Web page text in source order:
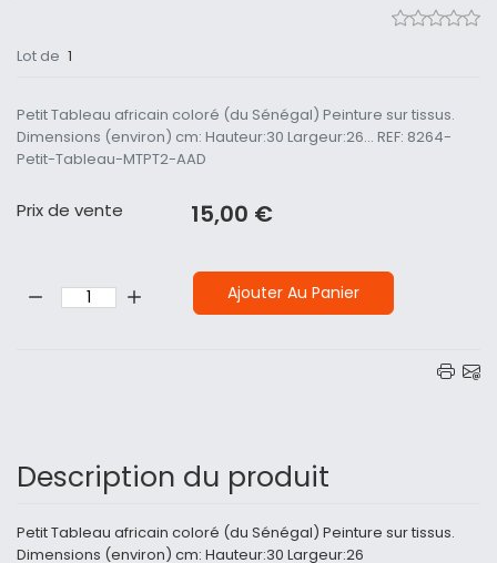
Lot de 1
Petit Tableau africain coloré (du Sénégal) Peinture sur tissus.
Dimensions (environ) cm: Hauteur:30 Largeur:26... REF: 8264-
Petit-Tableau-MTPT2-AAD
Prix ​​de vente 15,00 €
Ajouter Au Panier
Description du produit
Petit Tableau africain coloré (du Sénégal) Peinture sur tissus.
Dimensions (environ) cm: Hauteur:30 Largeur:26